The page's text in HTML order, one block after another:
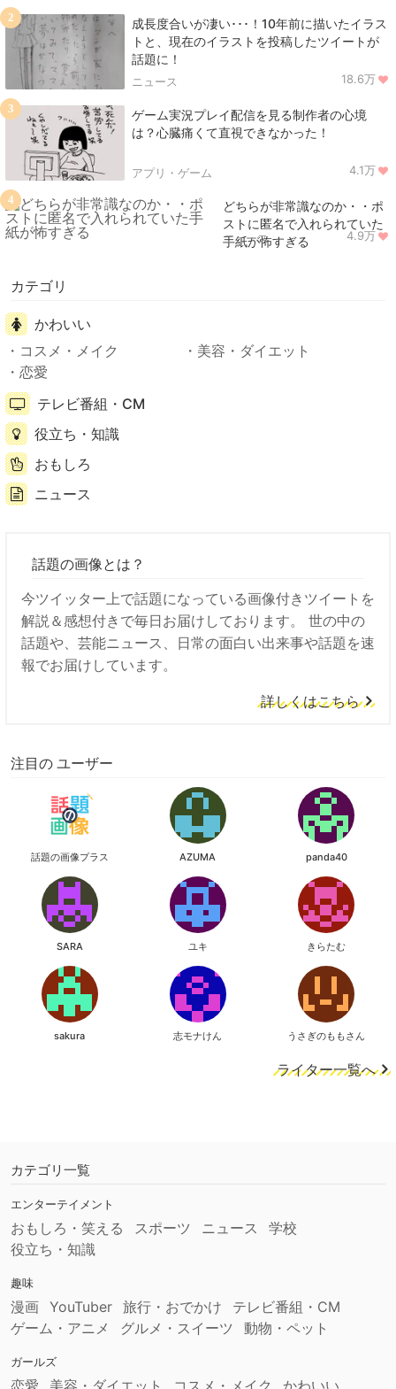
成長度合いが凄い･･･！10年前に描いたイラス
トと、現在のイラストを投稿したツイートが
話題に！
ニュース 18.6万
2
ゲーム実況プレイ配信を見る制作者の心境
は？心臓痛くて直視できなかった！
アプリ・ゲーム 4.1万
3
どちらが非常識なのか・・ポ
ストに匿名で入れられていた
手紙が怖すぎる
ニュース 4.9万
4
カテゴリ
かわいい
コスメ・メイク
美容・ダイエット
恋愛
テレビ番組・CM
役立ち・知識
おもしろ
ニュース
話題の画像とは？
今ツイッター上で話題になっている画像付きツイートを
解説＆感想付きで毎日お届けしております。 世の中の
話題や、芸能ニュース、日常の面白い出来事や話題を速
報でお届けしています。
詳しくはこちら
注目の ユーザー
話題の画像プラス AZUMA panda40
SARA ユキ きらたむ
sakura 志モナけん うさぎのももさん
ライター一覧へ
カテゴリ一覧
エンターテイメント
おもしろ・笑える スポーツ ニュース
学校
役立ち・知識
趣味
漫画 YouTuber 旅行・おでかけ
テレビ番組・CM
ゲーム・アニメ
グルメ・スイーツ 動物・ペット
ガールズ
恋愛 美容・ダイエット コスメ・メイク かわいい